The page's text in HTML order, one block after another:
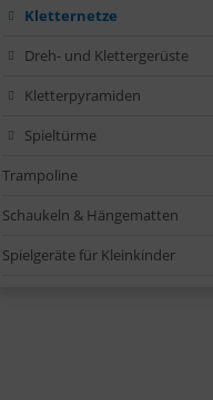
Kletternetze
Dreh- und Klettergerüste
Kletterpyramiden
Spieltürme
Trampoline
Schaukeln & Hängematten
Spielgeräte für Kleinkinder